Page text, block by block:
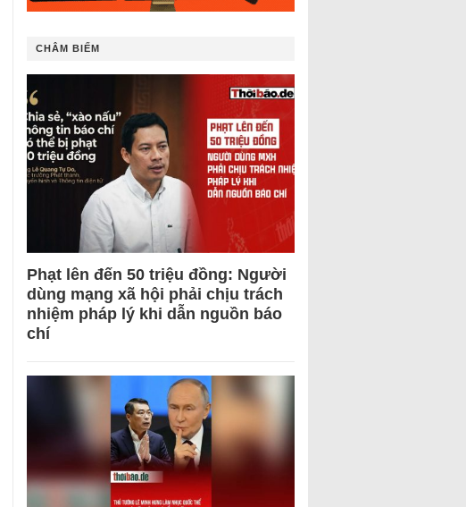
CHÂM BIẾM
Phạt lên đến 50 triệu đồng: Người
dùng mạng xã hội phải chịu trách
nhiệm pháp lý khi dẫn nguồn báo
chí